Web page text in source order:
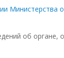
Министерства
об